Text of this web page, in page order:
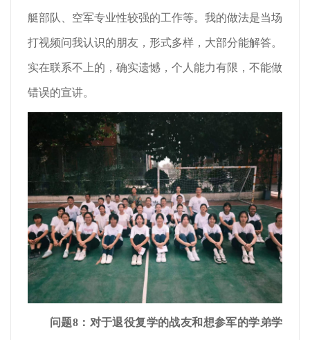
艇部队、空军专业性较强的工作等。我的做法是当场
打视频问我认识的朋友，形式多样，大部分能解答。
实在联系不上的，确实遗憾，个人能力有限，不能做
错误的宣讲。
问题8：对于退役复学的战友和想参军的学弟学